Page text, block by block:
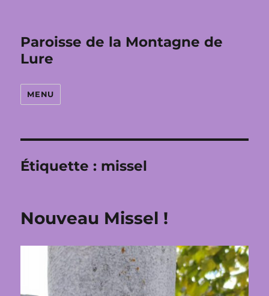
Paroisse de la Montagne de
Lure
MENU
Étiquette : missel
Nouveau Missel !